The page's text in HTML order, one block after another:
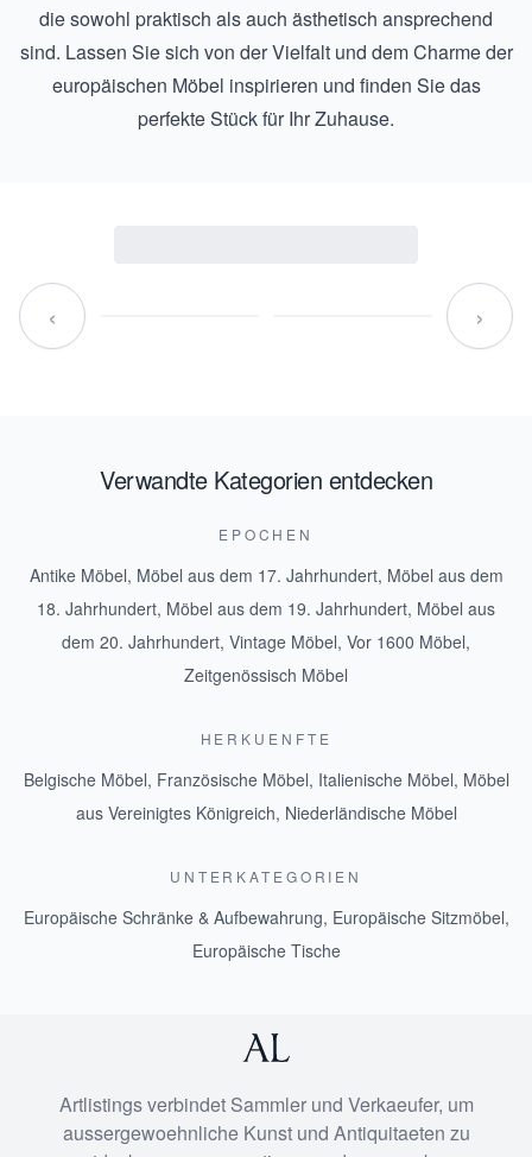
die sowohl praktisch als auch ästhetisch ansprechend
sind. Lassen Sie sich von der Vielfalt und dem Charme der
europäischen Möbel inspirieren und finden Sie das
perfekte Stück für Ihr Zuhause.
‹ ›
Verwandte Kategorien entdecken
EPOCHEN
Antike Möbel, Möbel aus dem 17. Jahrhundert, Möbel aus dem
18. Jahrhundert, Möbel aus dem 19. Jahrhundert, Möbel aus
dem 20. Jahrhundert, Vintage Möbel, Vor 1600 Möbel,
Zeitgenössisch Möbel
HERKUENFTE
Belgische Möbel, Französische Möbel, Italienische Möbel, Möbel
aus Vereinigtes Königreich, Niederländische Möbel
UNTERKATEGORIEN
Europäische Schränke & Aufbewahrung, Europäische Sitzmöbel,
Europäische Tische
Artlistings verbindet Sammler und Verkaeufer, um
aussergewoehnliche Kunst und Antiquitaeten zu